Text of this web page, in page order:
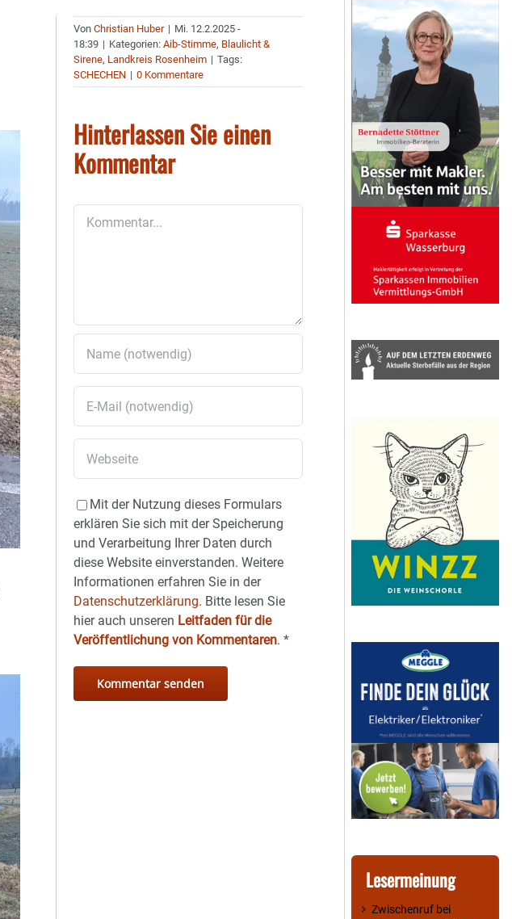
VonChristian Huber | Mi. 12.2.2025 -
18:39 | Kategorien:Aib-Stimme, Blaulicht &
Sirene, Landkreis Rosenheim | Tags:
SCHECHEN | 0 Kommentare
Hinterlassen Sie einen
Kommentar
Mit der Nutzung dieses Formulars
erklären Sie sich mit der Speicherung
und Verarbeitung Ihrer Daten durch
diese Website einverstanden. Weitere
Informationen erfahren Sie in der
Datenschutzerklärung. Bitte lesen Sie
hier auch unseren Leitfaden für die
Veröffentlichung von Kommentaren.*
Lesermeinung
Zwischenruf bei